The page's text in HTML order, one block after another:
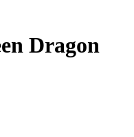
Dragon